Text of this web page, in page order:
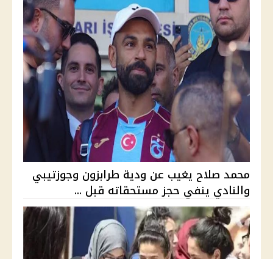
محمد صلاح يغيب عن ودية طرابزون وجوزتيبي
والنادي ينفي حجز مستحقاته قبل ...